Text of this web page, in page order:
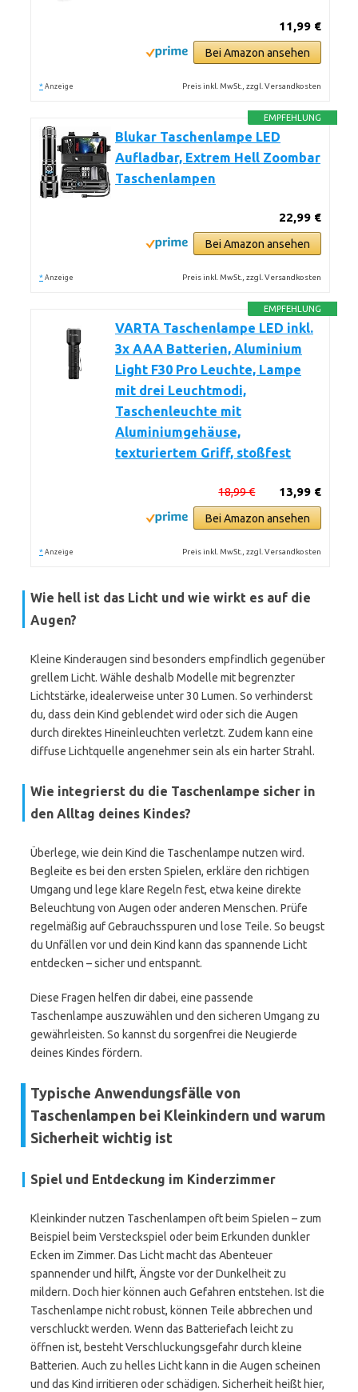
11,99 €
Bei Amazon ansehen
* Anzeige Preis inkl. MwSt., zzgl. Versandkosten
EMPFEHLUNG
Blukar Taschenlampe LED
Aufladbar, Extrem Hell Zoombar
Taschenlampen
22,99 €
Bei Amazon ansehen
* Anzeige Preis inkl. MwSt., zzgl. Versandkosten
EMPFEHLUNG
VARTA Taschenlampe LED inkl.
3x AAA Batterien, Aluminium
Light F30 Pro Leuchte, Lampe
mit drei Leuchtmodi,
Taschenleuchte mit
Aluminiumgehäuse,
texturiertem Griff, stoßfest
13,99 €
18,99 €
Bei Amazon ansehen
* Anzeige Preis inkl. MwSt., zzgl. Versandkosten
Wie hell ist das Licht und wie wirkt es auf die
Augen?
Kleine Kinderaugen sind besonders empfindlich gegenüber
grellem Licht. Wähle deshalb Modelle mit begrenzter
Lichtstärke, idealerweise unter 30 Lumen. So verhinderst
du, dass dein Kind geblendet wird oder sich die Augen
durch direktes Hineinleuchten verletzt. Zudem kann eine
diffuse Lichtquelle angenehmer sein als ein harter Strahl.
Wie integrierst du die Taschenlampe sicher in
den Alltag deines Kindes?
Überlege, wie dein Kind die Taschenlampe nutzen wird.
Begleite es bei den ersten Spielen, erkläre den richtigen
Umgang und lege klare Regeln fest, etwa keine direkte
Beleuchtung von Augen oder anderen Menschen. Prüfe
regelmäßig auf Gebrauchsspuren und lose Teile. So beugst
du Unfällen vor und dein Kind kann das spannende Licht
entdecken – sicher und entspannt.
Diese Fragen helfen dir dabei, eine passende
Taschenlampe auszuwählen und den sicheren Umgang zu
gewährleisten. So kannst du sorgenfrei die Neugierde
deines Kindes fördern.
Typische Anwendungsfälle von
Taschenlampen bei Kleinkindern und warum
Sicherheit wichtig ist
Spiel und Entdeckung im Kinderzimmer
Kleinkinder nutzen Taschenlampen oft beim Spielen – zum
Beispiel beim Versteckspiel oder beim Erkunden dunkler
Ecken im Zimmer. Das Licht macht das Abenteuer
spannender und hilft, Ängste vor der Dunkelheit zu
mildern. Doch hier können auch Gefahren entstehen. Ist die
Taschenlampe nicht robust, können Teile abbrechen und
verschluckt werden. Wenn das Batteriefach leicht zu
öffnen ist, besteht Verschluckungsgefahr durch kleine
Batterien. Auch zu helles Licht kann in die Augen scheinen
und das Kind irritieren oder schädigen. Sicherheit heißt hier,